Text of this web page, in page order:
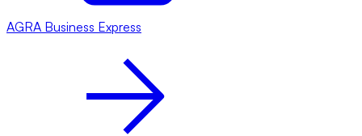
AGRA Business Express